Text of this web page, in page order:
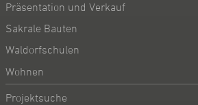
Präsentation und Verkauf
Sakrale Bauten
Waldorfschulen
Wohnen
Projektsuche